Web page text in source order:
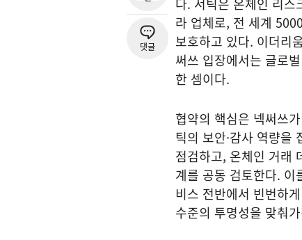
댓글
다. 서틱은 온체인 리스
라 업체로, 전 세계
보호하고 있다. 이더리
써쓰 입장에서는 글로
한 셈이다.
협약의 핵심은 넥써쓰
틱의 보안·감사 역량을
점검하고, 온체인 거래
계를 공동 검토한다.
비스 전반에서 빈번하
수준의 투명성을 맞춰